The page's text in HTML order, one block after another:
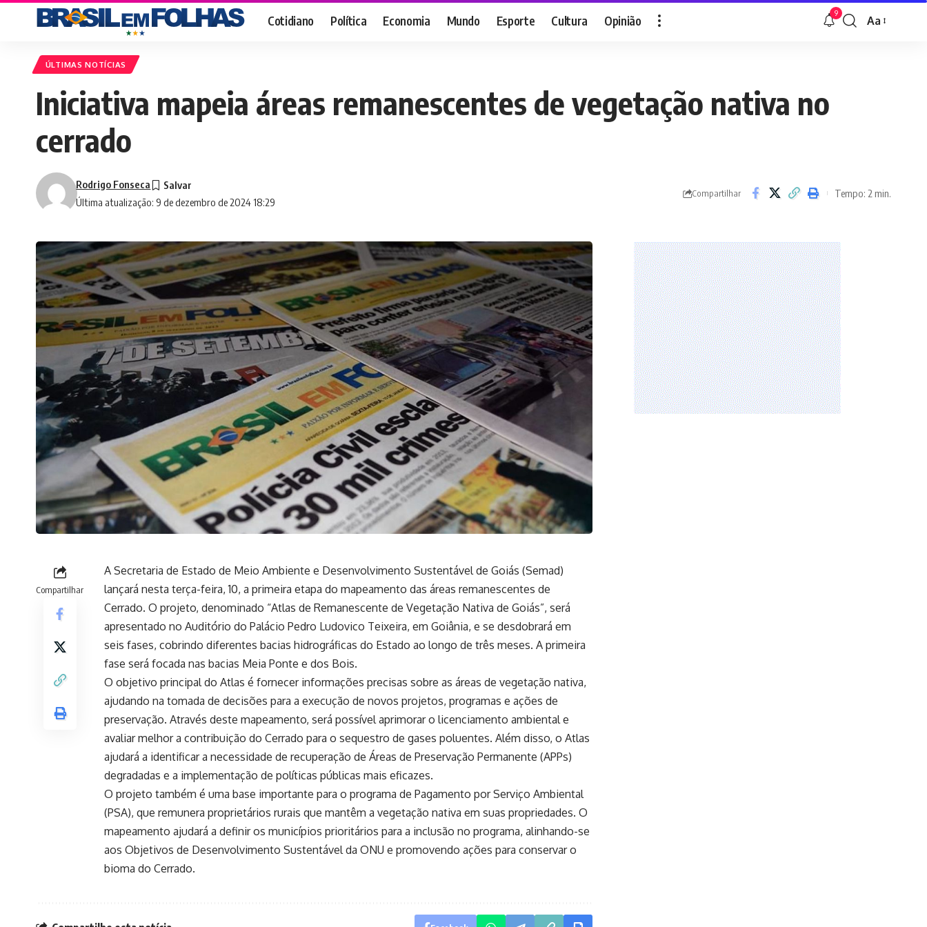
Cotidiano Política Economia Mundo Esporte Cultura Opinião 9
Font
Aa
ÚLTIMAS NOTÍCIAS
Iniciativa mapeia áreas remanescentes de vegetação nativa no
cerrado
Última atualização: 9 de dezembro de 2024 18:29
Rodrigo Fonseca
Compartilhar Tempo: 2 min.
Compartilhar
A Secretaria de Estado de Meio Ambiente e Desenvolvimento Sustentável de Goiás (Semad)
lançará nesta terça-feira, 10, a primeira etapa do mapeamento das áreas remanescentes de
Cerrado. O projeto, denominado “Atlas de Remanescente de Vegetação Nativa de Goiás”, será
apresentado no Auditório do Palácio Pedro Ludovico Teixeira, em Goiânia, e se desdobrará em
seis fases, cobrindo diferentes bacias hidrográficas do Estado ao longo de três meses. A primeira
fase será focada nas bacias Meia Ponte e dos Bois.
O objetivo principal do Atlas é fornecer informações precisas sobre as áreas de vegetação nativa,
ajudando na tomada de decisões para a execução de novos projetos, programas e ações de
preservação. Através deste mapeamento, será possível aprimorar o licenciamento ambiental e
avaliar melhor a contribuição do Cerrado para o sequestro de gases poluentes. Além disso, o Atlas
ajudará a identificar a necessidade de recuperação de Áreas de Preservação Permanente (APPs)
degradadas e a implementação de políticas públicas mais eficazes.
O projeto também é uma base importante para o programa de Pagamento por Serviço Ambiental
(PSA), que remunera proprietários rurais que mantêm a vegetação nativa em suas propriedades. O
mapeamento ajudará a definir os municípios prioritários para a inclusão no programa, alinhando-se
aos Objetivos de Desenvolvimento Sustentável da ONU e promovendo ações para conservar o
bioma do Cerrado.